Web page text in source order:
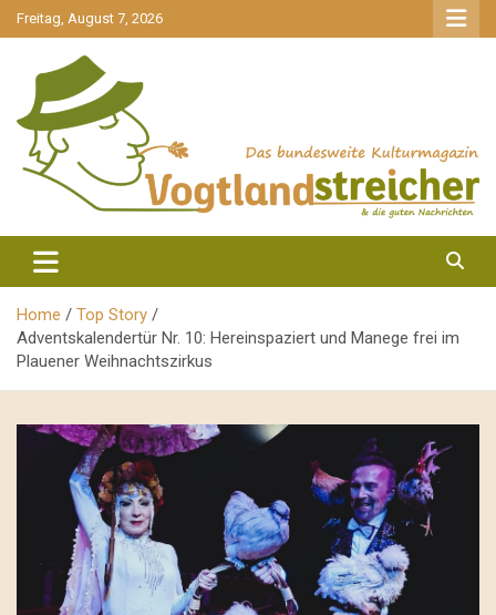
gehe
zum
Freitag, August 7, 2026
Vogtlandstreicher
Home
Top Story
Adventskalendertür Nr. 10: Hereinspaziert und Manege frei im
Plauener Weihnachtszirkus